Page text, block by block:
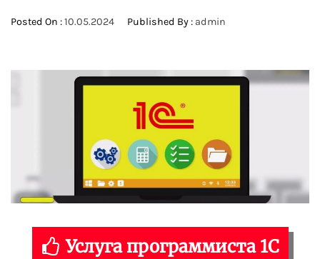
Posted On :10.05.2024 Published By : admin
Услуга программиста 1С